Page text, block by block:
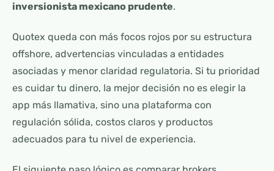
inversionista mexicano prudente.
Quotex queda con más focos rojos por su estructura
offshore, advertencias vinculadas a entidades
asociadas y menor claridad regulatoria. Si tu prioridad
es cuidar tu dinero, la mejor decisión no es elegir la
app más llamativa, sino una plataforma con
regulación sólida, costos claros y productos
adecuados para tu nivel de experiencia.